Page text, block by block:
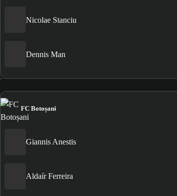
Nicolae Stanciu
Dennis Man
FC Botoșani
Giannis Anestis
Aldaír Ferreira